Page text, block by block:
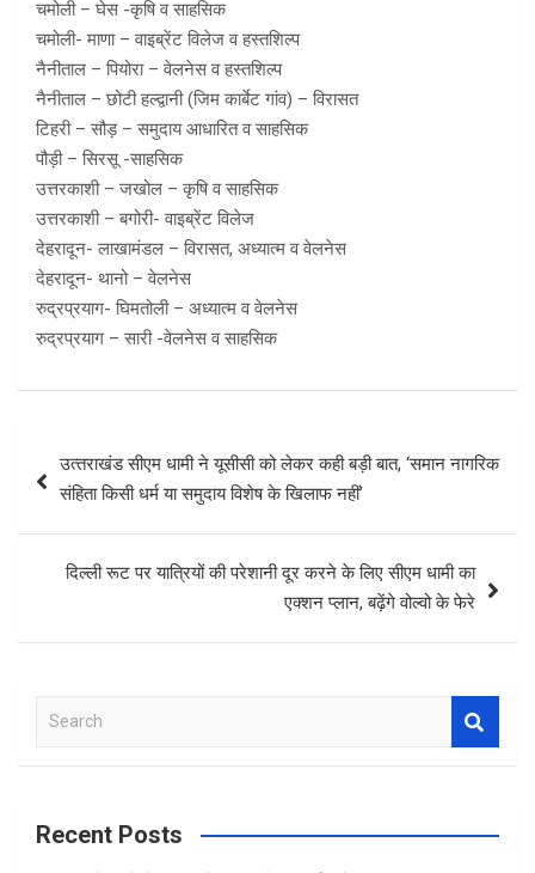
चमोली – घेस -कृषि व साहसिक
चमोली- माणा – वाइब्रेंट विलेज व हस्तशिल्प
नैनीताल – पियोरा – वेलनेस व हस्तशिल्प
नैनीताल – छोटी हल्द्वानी (जिम कार्बेट गांव) – विरासत
टिहरी – सौड़ – समुदाय आधारित व साहसिक
पौड़ी – सिरसू -साहसिक
उत्तरकाशी – जखोल – कृषि व साहसिक
उत्तरकाशी – बगोरी- वाइब्रेंट विलेज
देहरादून- लाखामंडल – विरासत, अध्यात्म व वेलनेस
देहरादून- थानो – वेलनेस
रुद्रप्रयाग- घिमतोली – अध्यात्म व वेलनेस
रुद्रप्रयाग – सारी -वेलनेस व साहसिक
navigation
उत्‍तराखंड सीएम धामी ने यूसीसी को लेकर कही बड़ी बात, ‘समान नागरिक
संहिता किसी धर्म या समुदाय विशेष के खिलाफ नहीं’
दिल्ली रूट पर यात्रियों की परेशानी दूर करने के लिए सीएम धामी का
एक्शन प्लान, बढ़ेंगे वोल्वो के फेरे
a
c
Recent Posts